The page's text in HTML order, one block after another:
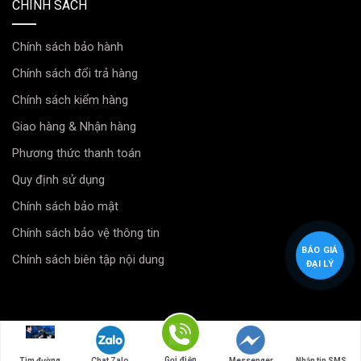
CHÍNH SÁCH
Chính sách bảo hành
Chính sách đổi trả hàng
Chính sách kiểm hàng
Giao hàng & Nhận hàng
Phương thức thanh toán
Quy định sử dụng
Chính sách bảo mật
Chính sách bảo vệ thông tin
Chính sách biên tập nội dung
CopyrightMinh Thành Auto
BÁO GIÁ
ĐẠI LÝ